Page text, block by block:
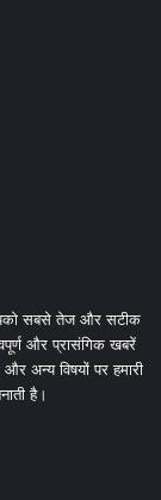
सबसे तेज और सटीक
और प्रासंगिक खबरें
अन्य विषयों पर हमारी
है।